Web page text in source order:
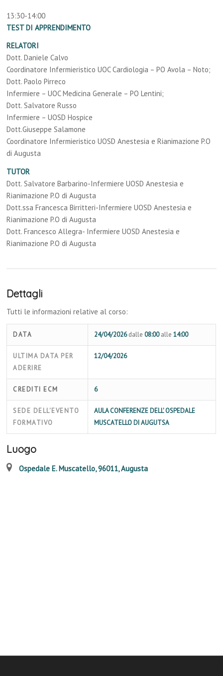
13:30-14:00
TEST DI APPRENDIMENTO
RELATORI
Dott. Daniele Calvo
Coordinatore Infermieristico UOC Cardiologia – PO Avola – Noto;
Dott. Paolo Pirreco
Infermiere – UOC Medicina Generale – PO Lentini;
Dott. Salvatore Russo
Infermiere – UOSD Hospice
Dott.Giuseppe Salamone
Coordinatore Infermieristico UOSD Anestesia e Rianimazione P.O
di Augusta
TUTOR
Dott. Salvatore Barbarino-Infermiere UOSD Anestesia e
Rianimazione P.O di Augusta
Dott.ssa Francesca Birritteri-Infermiere UOSD Anestesia e
Rianimazione P.O di Augusta
Dott. Francesco Allegra- Infermiere UOSD Anestesia e
Rianimazione P.O di Augusta
Dettagli
Tutti le informazioni relative al corso:
DATA 24/04/2026dalle08:00alle14:00
ULTIMA DATA PER
ADERIRE
12/04/2026
CREDITI ECM 6
SEDE DELL'EVENTO
FORMATIVO
AULA CONFERENZE DELL' OSPEDALE
MUSCATELLO DI AUGUTSA
Luogo
Ospedale E. Muscatello, 96011, Augusta